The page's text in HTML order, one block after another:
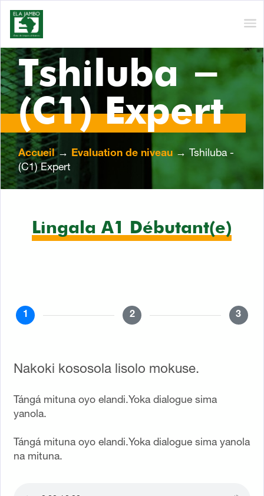
Tshiluba -
(C1) Expert
Accueil→ Evaluation de niveau → Tshiluba -
(C1) Expert
Lingala A1 Débutant(e)
1 2 3
Nakoki kososola lisolo mokuse.
Tángá mituna oyo elandi.Yoka dialogue sima
yanola.
Tángá mituna oyo elandi.Yoka dialogue sima yanola
na mituna.